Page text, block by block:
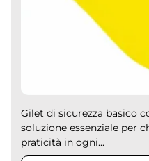
Gilet di sicurezza basico
soluzione essenziale per
praticità in ogni...